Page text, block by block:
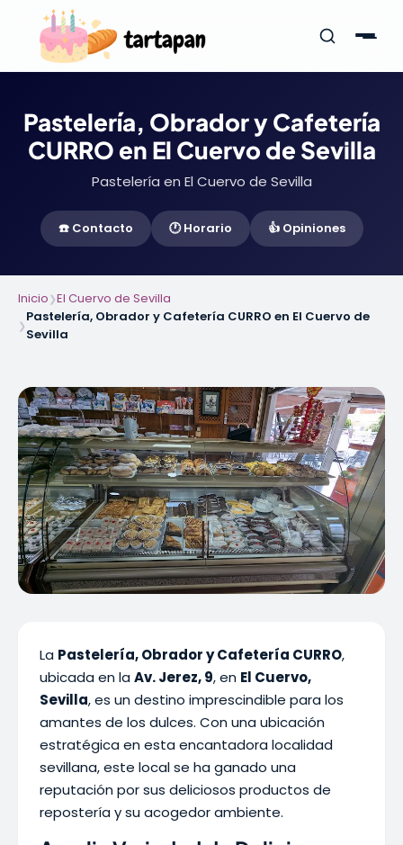
Pastelería, Obrador y Cafetería
CURRO en El Cuervo de Sevilla
Pastelería en El Cuervo de Sevilla
☎️ Contacto 🕐 Horario 👍 Opiniones
Inicio❯El Cuervo de Sevilla
❯
Pastelería, Obrador y Cafetería CURRO en El Cuervo de
Sevilla
La Pastelería, Obrador y Cafetería CURRO,
ubicada en la Av. Jerez, 9, en El Cuervo,
Sevilla, es un destino imprescindible para los
amantes de los dulces. Con una ubicación
estratégica en esta encantadora localidad
sevillana, este local se ha ganado una
reputación por sus deliciosos productos de
repostería y su acogedor ambiente.